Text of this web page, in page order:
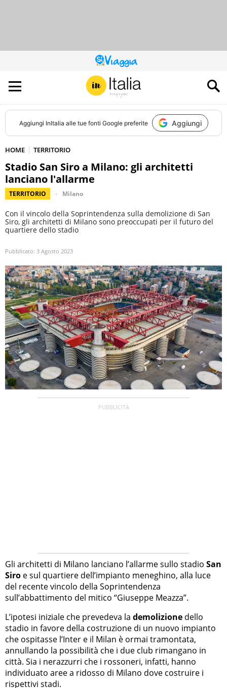
QUESTO
SITO
CONTRIBUISCE
ALL’AUDIENCE
DI
Aggiungi InItalia alle tue fonti Google preferite Aggiungi
HOME TERRITORIO
Stadio San Siro a Milano: gli architetti
lanciano l'allarme
TERRITORIO Milano
Con il vincolo della Soprintendenza sulla demolizione di San
Siro, gli architetti di Milano sono preoccupati per il futuro del
quartiere dello stadio
Pubblicato: 3 Agosto 2023
Gli architetti di Milano lanciano l’allarme sullo stadio San
Siro e sul quartiere dell’impianto meneghino, alla luce
del recente vincolo della Soprintendenza
sull’abbattimento del mitico “Giuseppe Meazza”.
L’ipotesi iniziale che prevedeva la demolizione dello
stadio in favore della costruzione di un nuovo impianto
che ospitasse l’Inter e il Milan è ormai tramontata,
annullando la possibilità che i due club rimangano in
città. Sia i nerazzurri che i rossoneri, infatti, hanno
individuato aree a ridosso di Milano dove costruire i
rispettivi stadi.